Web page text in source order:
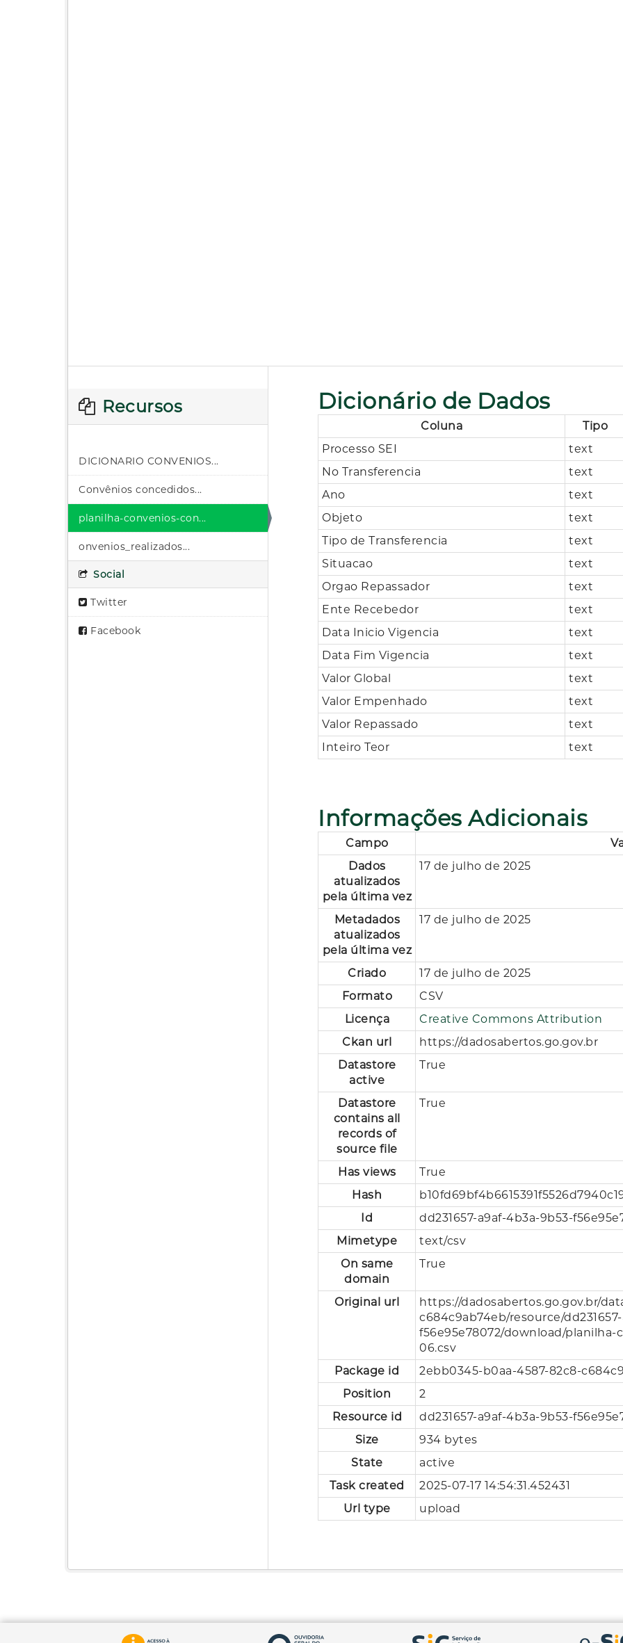
Recursos
DICIONARIO CONVENIOS...
Convênios concedidos...
planilha-convenios-con...
onvenios_realizados...
Social
Twitter
Facebook
Dicionário de Dados
Coluna
Tipo
Processo SEI
text
No Transferencia
text
Ano
text
Objeto
text
Tipo de Transferencia
text
Situacao
text
Orgao Repassador
text
Ente Recebedor
text
Data Inicio Vigencia
text
Data Fim Vigencia
text
Valor Global
text
Valor Empenhado
text
Valor Repassado
text
Inteiro Teor
text
Informações Adicionais
Campo
Dados
atualizados
pela última vez
17 de julho de 2025
Metadados
atualizados
pela última vez
17 de julho de 2025
Criado
17 de julho de 2025
Formato
CSV
Licença
Creative Commons Attribution
Ckan url
https://dadosabertos.go.gov.br
Datastore
active
True
Datastore
contains all
records of
source file
True
Has views
True
Hash
Id
dd231657-a9af-4b3a-9b53-
Mimetype
text/csv
On same
domain
True
Original url
https://dadosabertos.go.gov.br/
c684c9ab74eb/resource/
f56e95e78072/download/
06.csv
Package id
2ebb0345-b0aa-4587-82c8-
Position
2
Resource id
dd231657-a9af-4b3a-9b53-
Size
934 bytes
State
active
Task created
2025-07-17 14:54:31.452431
Url type
upload